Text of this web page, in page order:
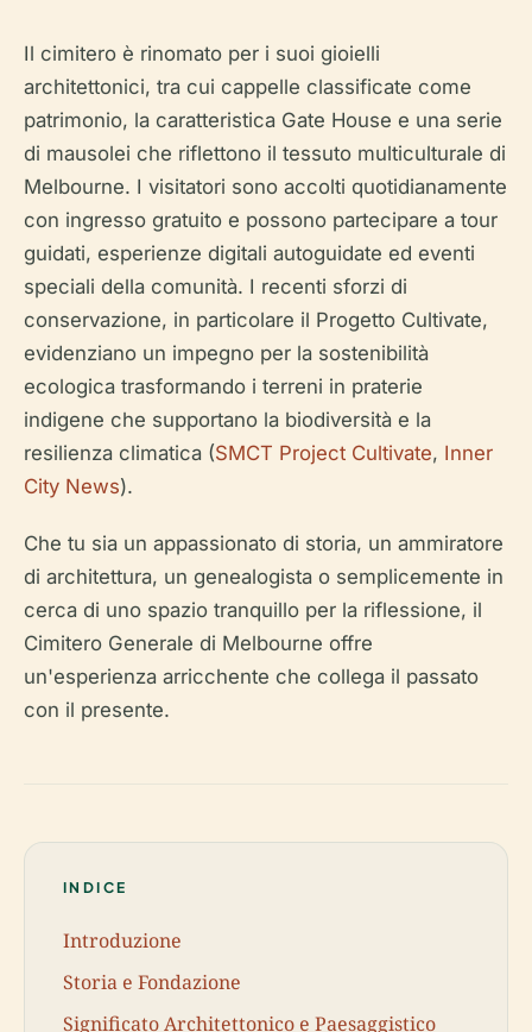
Il cimitero è rinomato per i suoi gioielli
architettonici, tra cui cappelle classificate come
patrimonio, la caratteristica Gate House e una serie
di mausolei che riflettono il tessuto multiculturale di
Melbourne. I visitatori sono accolti quotidianamente
con ingresso gratuito e possono partecipare a tour
guidati, esperienze digitali autoguidate ed eventi
speciali della comunità. I recenti sforzi di
conservazione, in particolare il Progetto Cultivate,
evidenziano un impegno per la sostenibilità
ecologica trasformando i terreni in praterie
indigene che supportano la biodiversità e la
resilienza climatica (SMCT Project Cultivate, Inner
City News).
Che tu sia un appassionato di storia, un ammiratore
di architettura, un genealogista o semplicemente in
cerca di uno spazio tranquillo per la riflessione, il
Cimitero Generale di Melbourne offre
un'esperienza arricchente che collega il passato
con il presente.
INDICE
Introduzione
Storia e Fondazione
Significato Architettonico e Paesaggistico